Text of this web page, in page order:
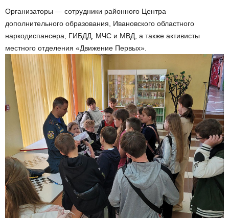
Организаторы — сотрудники районного Центра
дополнительного образования, Ивановского областного
наркодиспансера, ГИБДД, МЧС и МВД, а также активисты
местного отделения «Движение Первых».